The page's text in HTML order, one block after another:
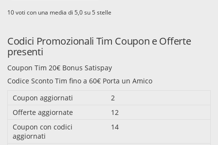
voti con una media di su 5 stelle
Codici Promozionali Tim Coupon e Offerte
presenti
Coupon Tim 20€ Bonus Satispay
Codice Sconto Tim fino a 60€ Porta un Amico
Coupon aggiornati
2
Offerte aggiornate
12
Coupon con codici
aggiornati
14